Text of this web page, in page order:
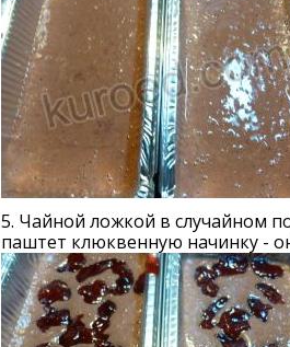
5. Чайной ложкой в случайном
паштет клюквенную начинку -